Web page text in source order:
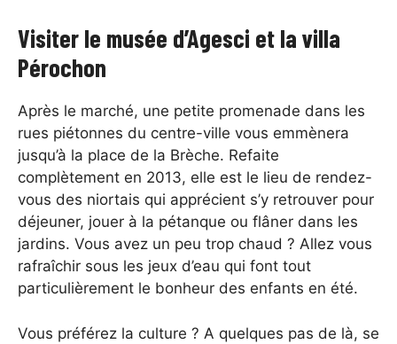
Visiter le musée d’Agesci et la villa
Pérochon
Après le marché, une petite promenade dans les
rues piétonnes du centre-ville vous emmènera
jusqu’à la place de la Brèche. Refaite
complètement en 2013, elle est le lieu de rendez-
vous des niortais qui apprécient s’y retrouver pour
déjeuner, jouer à la pétanque ou flâner dans les
jardins. Vous avez un peu trop chaud ? Allez vous
rafraîchir sous les jeux d’eau qui font tout
particulièrement le bonheur des enfants en été.
Vous préférez la culture ? A quelques pas de là, se